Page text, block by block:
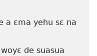
a ɛma yehu sɛ na
de suasua